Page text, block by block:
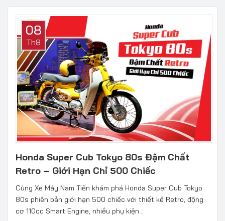
08
Th8
Honda Super Cub Tokyo 80s Đậm Chất
Retro – Giới Hạn Chỉ 500 Chiếc
Cùng Xe Máy Nam Tiến khám phá Honda Super Cub Tokyo
80s phiên bản giới hạn 500 chiếc với thiết kế Retro, động
cơ 110cc Smart Engine, nhiều phụ kiện...